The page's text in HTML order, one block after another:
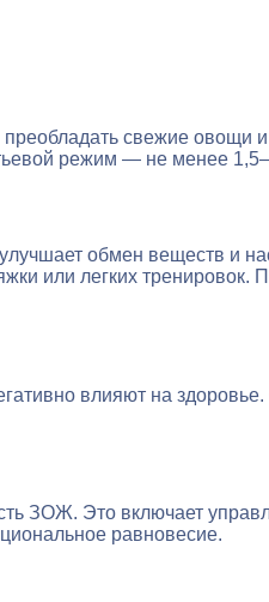
свежие овощи
режим — не менее
обмен веществ и
или легких тренировок.
влияют на
ЗОЖ. Это включает
равновесие.